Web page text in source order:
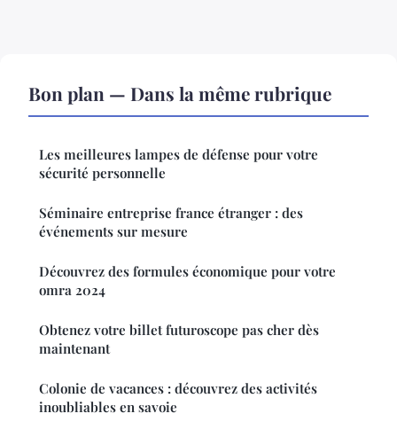
Bon plan — Dans la même rubrique
Les meilleures lampes de défense pour votre
sécurité personnelle
Séminaire entreprise france étranger : des
événements sur mesure
Découvrez des formules économique pour votre
omra 2024
Obtenez votre billet futuroscope pas cher dès
maintenant
Colonie de vacances : découvrez des activités
inoubliables en savoie